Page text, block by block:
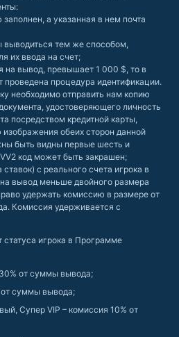
а указанная в нем почта
тем же способом,
их ввода на счет;
вывод, превышает 1 000 $, то в
проведена процедура идентификации.
необходимо отправить нам копию
удостоверяющего личность
посредством кредитной карты,
обеих сторон данной
быть видны первые шесть и
код может быть закрашен;
с реального счета игрока в
вывод меньше двойного размера
удержать комиссию в размере от
Комиссия удерживается с
статуса игрока в Программе
от суммы вывода;
от суммы вывода;
Супер VIP – комиссия 10% от